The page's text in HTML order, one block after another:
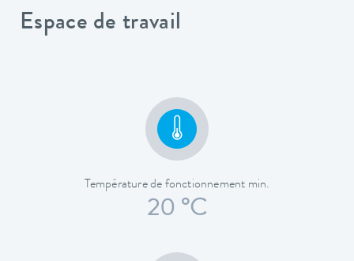
Espace de travail
Température de fonctionnement min.
20 °C